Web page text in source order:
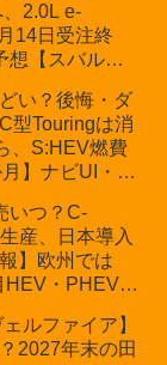
2.0L e-
14日受注終
想【スバル最
い？後悔・ダ
型Touringは消
、S:HEV燃費
】ナビUI・冬
大賞受賞後
いつ？C-
産、日本導入
】欧州では
HEV・PHEVは
ルファイア】
2027年末の田